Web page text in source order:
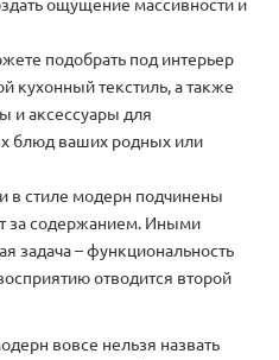
ощущение массивности и
подобрать под интерьер
кухонный текстиль, а также
и аксессуары для
блюд ваших родных или
в стиле модерн подчинены
за содержанием. Иными
задача – функциональность
отводится второй
вовсе нельзя назвать